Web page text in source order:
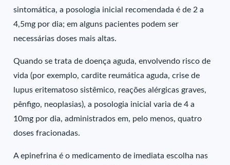
sintomática, a posologia inicial recomendada é de 2 a
4,5mg por dia; em alguns pacientes podem ser
necessárias doses mais altas.
Quando se trata de doença aguda, envolvendo risco de
vida (por exemplo, cardite reumática aguda, crise de
lupus eritematoso sistêmico, reações alérgicas graves,
pênfigo, neoplasias), a posologia inicial varia de 4 a
10mg por dia, administrados em, pelo menos, quatro
doses fracionadas.
A epinefrina é o medicamento de imediata escolha nas